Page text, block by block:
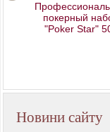
Профессиональный
покерный набор
"Poker Star" 500
Новини сайту